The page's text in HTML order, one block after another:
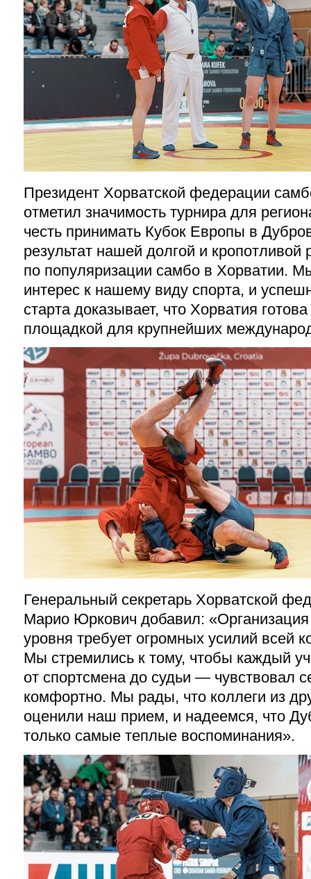
Президент Хорватской федерации
отметил значимость турнира для
честь принимать Кубок Европы в
результат нашей долгой и кропотливой
по популяризации самбо в Хорватии.
интерес к нашему виду спорта, и
старта доказывает, что Хорватия
площадкой для крупнейших
Генеральный секретарь Хорватской
Марио Юркович добавил: «Организация
уровня требует огромных усилий всей
Мы стремились к тому, чтобы каждый
от спортсмена до судьи — чувствовал
комфортно. Мы рады, что коллеги из
оценили наш прием, и надеемся, что
только самые теплые воспоминания».